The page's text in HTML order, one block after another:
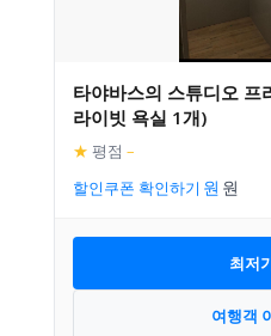
타야바스의 스튜디오 프
라이빗 욕실 1개)
★ 평점 –
할인쿠폰 확인하기
최저
여행객